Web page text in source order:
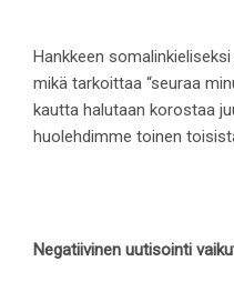
Hankkeen
mikä tarkoittaa “seuraa
kautta halutaan korostaa
huolehdimme toinen
Negatiivinen uutisointi